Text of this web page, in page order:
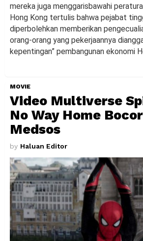
mereka juga menggarisbawahi
Hong Kong tertulis bahwa pejabat
diperbolehkan memberikan
orang-orang yang pekerjaannya
kepentingan” pembangunan ekonomi
MOVIE
Video Multiverse
No Way Home
Medsos
by Haluan Editor